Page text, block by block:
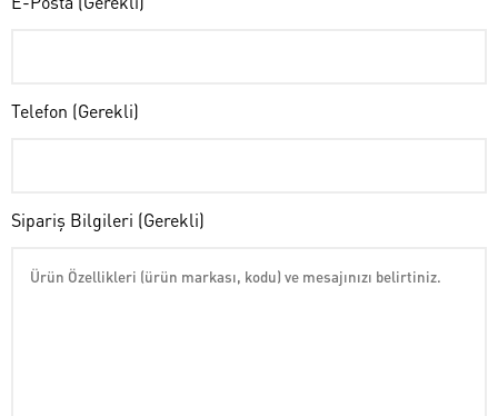
Telefon (Gerekli)
Sipariş Bilgileri (Gerekli)